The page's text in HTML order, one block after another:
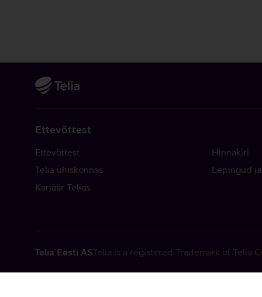
Ettevõttest
Ettevõttest
Telia ühiskonnas
Karjäär Telias
Hinnakiri
Lepingud
Telia Eesti ASTelia is a registered Trademark of Telia